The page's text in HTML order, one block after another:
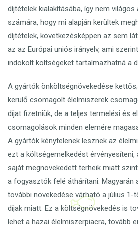
díjtételek kialakításába, így nem
számára, hogy mi alapján kerültek
díjtételek, következésképpen az sem
az az Európai uniós irányelv, ami
indokolt költségeket tartalmazhatná a
A gyártók önköltségnövekedése
kerülő csomagolt élelmiszerek
díjat fizetniük, de a teljes termelési és
csomagolások minden elemére
A gyártók kénytelenek lesznek az
ezt a költségemelkedést
saját megnövekedett terheik miatt
a fogyasztók felé áthárítani. Magyarán
további növekedése várható a július 1-
díjak miatt. Ez a költségnövekedés is
lehet a hazai élelmiszerpiacra, tovább